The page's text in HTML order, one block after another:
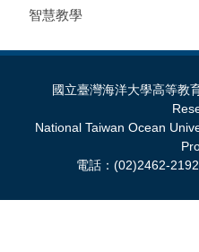
智慧教學
國立臺灣海洋大學高等教
National Taiwan Ocean
電話：(02)2462-